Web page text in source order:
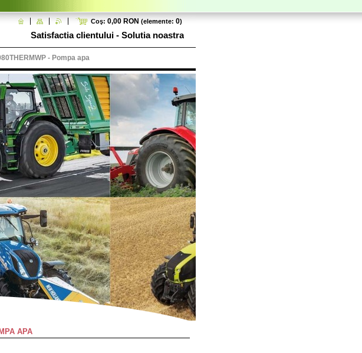
Coş: 0,00 RON (elemente: 0)
Satisfactia clientului - Solutia noastra
- Pompa apa
APA